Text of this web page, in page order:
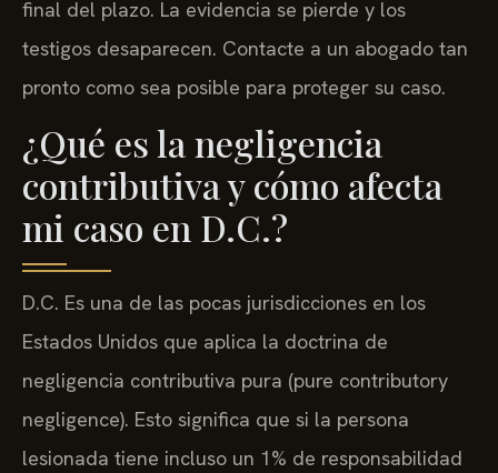
final del plazo. La evidencia se pierde y los
testigos desaparecen. Contacte a un abogado tan
pronto como sea posible para proteger su caso.
¿Qué es la negligencia
contributiva y cómo afecta
mi caso en D.C.?
D.C. Es una de las pocas jurisdicciones en los
Estados Unidos que aplica la doctrina de
negligencia contributiva pura (pure contributory
negligence). Esto significa que si la persona
lesionada tiene incluso un 1% de responsabilidad